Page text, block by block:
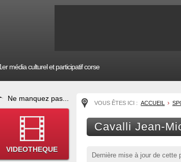
média culturel et participatif corse
Ne manquez pas...
VIDEOTHEQUE
VOUS ÊTES ICI : ACCUEIL
Cavalli Jean-
Dernière mise à jour de cette